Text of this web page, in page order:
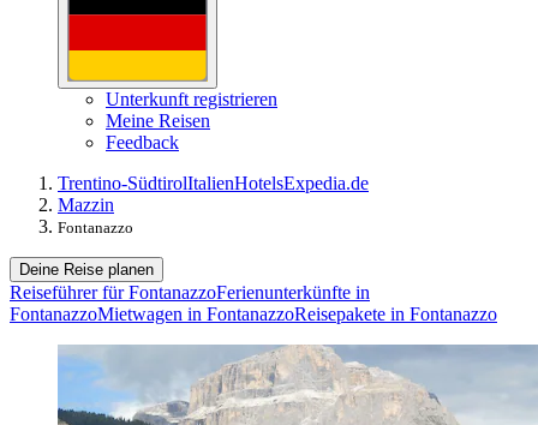
Unterkunft registrieren
Meine Reisen
Feedback
Trentino-SüdtirolItalienHotelsExpedia.de
Mazzin
Fontanazzo
Deine Reise planen
Reiseführer für FontanazzoFerienunterkünfte in
FontanazzoMietwagen in FontanazzoReisepakete in Fontanazzo